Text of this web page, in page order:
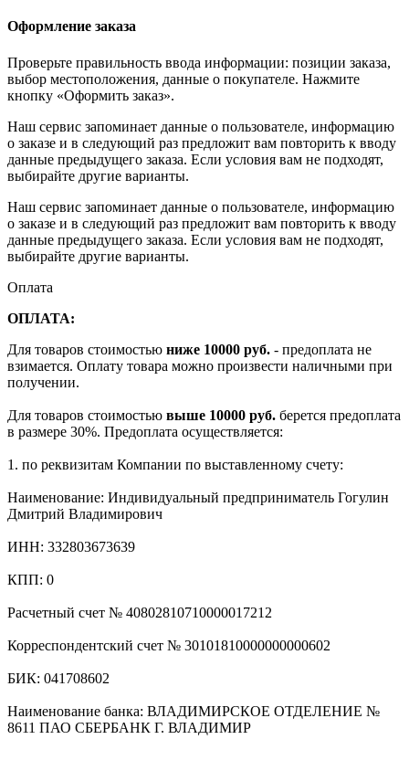
Оформление заказа
Проверьте правильность ввода информации: позиции заказа,
выбор местоположения, данные о покупателе. Нажмите
кнопку «Оформить заказ».
Наш сервис запоминает данные о пользователе, информацию
о заказе и в следующий раз предложит вам повторить к вводу
данные предыдущего заказа. Если условия вам не подходят,
выбирайте другие варианты.
Наш сервис запоминает данные о пользователе, информацию
о заказе и в следующий раз предложит вам повторить к вводу
данные предыдущего заказа. Если условия вам не подходят,
выбирайте другие варианты.
Оплата
ОПЛАТА:
Для товаров стоимостью ниже 10000 руб. - предоплата не
взимается. Оплату товара можно произвести наличными при
получении.
Для товаров стоимостью выше 10000 руб. берется предоплата
в размере 30%. Предоплата осуществляется:
1. по реквизитам Компании по выставленному счету:
Наименование: Индивидуальный предприниматель Гогулин
Дмитрий Владимирович
ИНН: 332803673639
КПП: 0
Расчетный счет № 40802810710000017212
Корреспондентский счет № 30101810000000000602
БИК: 041708602
Наименование банка: ВЛАДИМИРСКОЕ ОТДЕЛЕНИЕ №
8611 ПАО СБЕРБАНК Г. ВЛАДИМИР